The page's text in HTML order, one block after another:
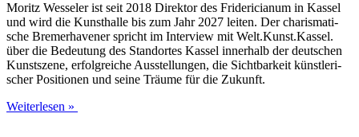
Moritz Wes­se­ler ist seit 2018 Direk­tor des Fri­de­ri­cia­num in Kas­sel
und wird die Kunst­hal­le bis zum Jahr 2027 lei­ten. Der cha­ris­ma­ti­
sche Bre­mer­ha­ve­ner spricht im Inter­view mit Welt.Kunst.Kassel.
über die Bedeu­tung des Stand­or­tes Kas­sel inner­halb der deut­schen
Kunst­sze­ne, erfolg­rei­che Aus­stel­lun­gen, die Sicht­bar­keit künst­le­ri­
scher Posi­tio­nen und sei­ne Träu­me für die Zukunft.
Weiterlesen »